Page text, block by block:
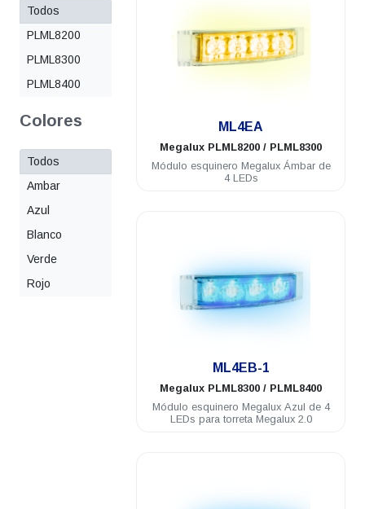
Todos
PLML8200
PLML8300
PLML8400
Colores
Todos
Ambar
Azul
Blanco
Verde
Rojo
ML4EA
Megalux PLML8200 / PLML8300
Módulo esquinero Megalux Ámbar de
4 LEDs
ML4EB-1
Megalux PLML8300 / PLML8400
Módulo esquinero Megalux Azul de 4
LEDs para torreta Megalux 2.0